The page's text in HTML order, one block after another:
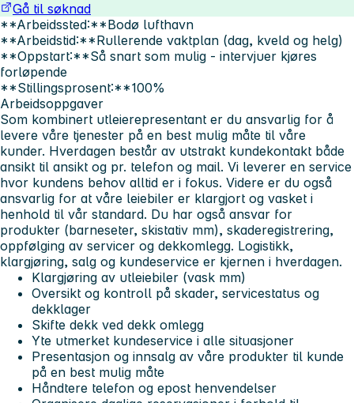
Gå til søknad
**Arbeidssted:**Bodø lufthavn
**Arbeidstid:**Rullerende vaktplan (dag, kveld og helg)
**Oppstart:**Så snart som mulig - intervjuer kjøres
forløpende
**Stillingsprosent:**100%
Arbeidsoppgaver
Som kombinert utleierepresentant er du ansvarlig for å
levere våre tjenester på en best mulig måte til våre
kunder. Hverdagen består av utstrakt kundekontakt både
ansikt til ansikt og pr. telefon og mail. Vi leverer en service
hvor kundens behov alltid er i fokus. Videre er du også
ansvarlig for at våre leiebiler er klargjort og vasket i
henhold til vår standard. Du har også ansvar for
produkter (barneseter, skistativ mm), skaderegistrering,
oppfølging av servicer og dekkomlegg. Logistikk,
klargjøring, salg og kundeservice er kjernen i hverdagen.
Klargjøring av utleiebiler (vask mm)
Oversikt og kontroll på skader, servicestatus og
dekklager
Skifte dekk ved dekk omlegg
Yte utmerket kundeservice i alle situasjoner
Presentasjon og innsalg av våre produkter til kunde
på en best mulig måte
Håndtere telefon og epost henvendelser